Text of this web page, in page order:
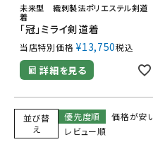
未来型 織刺製法ポリエステル剣道
着
「冠」ミライ剣道着
当店特別価格 ¥13,750税込
詳細を見る
並び替
え
優先度順 価格が安
レビュー順